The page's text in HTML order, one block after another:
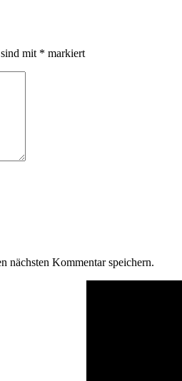
mit * markiert
nächsten Kommentar speichern.